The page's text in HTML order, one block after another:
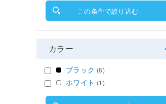
この条件で絞り込む
カラー
ブラック (6)
ホワイト (1)